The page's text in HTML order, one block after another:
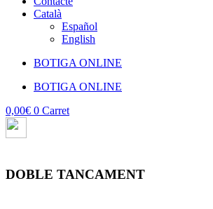
Català
Español
English
BOTIGA ONLINE
BOTIGA ONLINE
0,00€ 0 Carret
DOBLE TANCAMENT